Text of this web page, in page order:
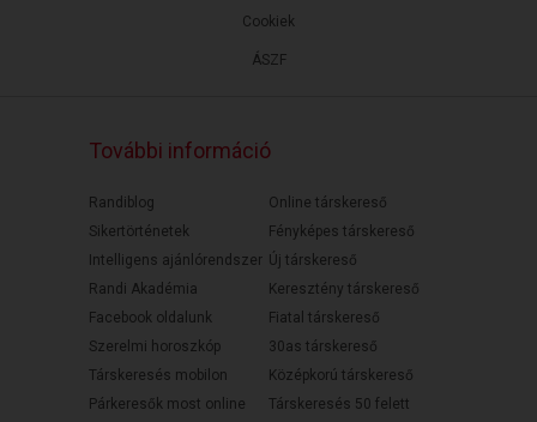
ÁSZF
Cookiek
További információ
Randiblog
Sikertörténetek
Intelligens ajánlórendszer
Randi Akadémia
Facebook oldalunk
Szerelmi horoszkóp
Társkeresés mobilon
Párkeresők most online
Online társkereső
Fényképes társkereső
Új társkereső
Keresztény társkereső
Fiatal társkereső
30as társkereső
Középkorú társkereső
Társkeresés 50 felett